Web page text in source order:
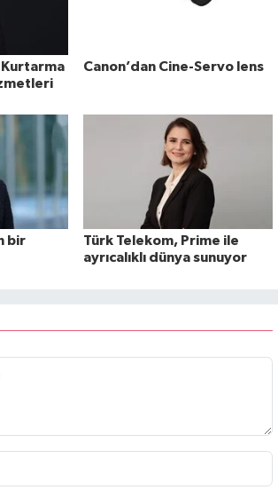
Kurtarma
Canon’dan Cine-Servo lens
bir
Türk Telekom, Prime ile
ayrıcalıklı dünya sunuyor